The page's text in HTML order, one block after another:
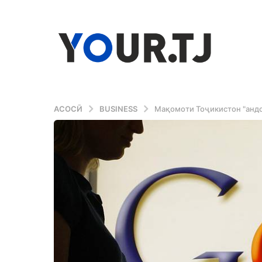
АСОСӢ BUSINESS Мақомоти Тоҷикистон